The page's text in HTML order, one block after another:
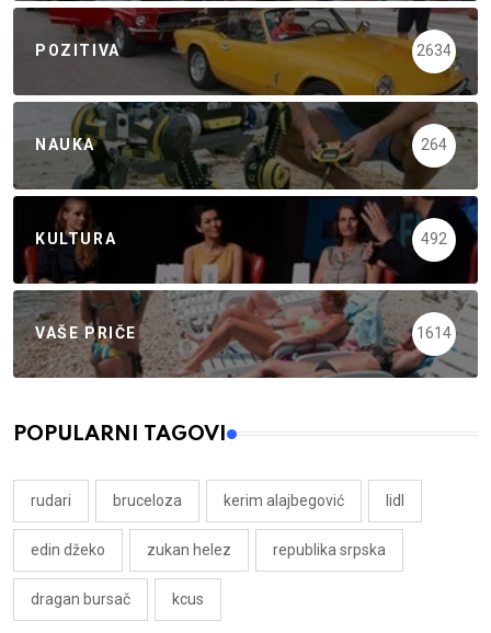
POZITIVA 2634
NAUKA 264
KULTURA 492
VAŠE PRIČE 1614
POPULARNI TAGOVI
rudari bruceloza kerim alajbegović lidl
edin džeko zukan helez republika srpska
dragan bursač kcus